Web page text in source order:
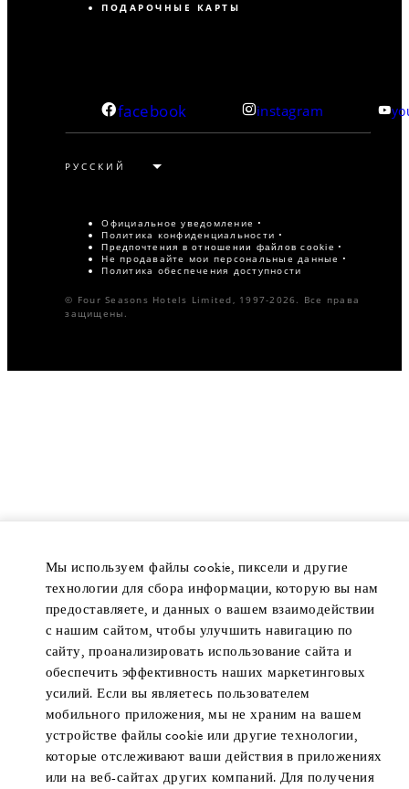
ПОДАРОЧНЫЕ КАРТЫ
facebook instagram
Официальное уведомление
Политика конфиденциальности
Предпочтения в отношении файлов cookie
Не продавайте мои персональные данные
Политика обеспечения доступности
© Four Seasons Hotels Limited, 1997-2026. Все права
защищены.
Мы используем файлы cookie, пиксели и другие
технологии для сбора информации, которую вы нам
предоставляете, и данных о вашем взаимодействии
с нашим сайтом, чтобы улучшить навигацию по
сайту, проанализировать использование сайта и
обеспечить эффективность наших маркетинговых
усилий. Если вы являетесь пользователем
мобильного приложения, мы не храним на вашем
устройстве файлы cookie или другие технологии,
которые отслеживают ваши действия в приложениях
или на веб-сайтах других компаний. Для получения